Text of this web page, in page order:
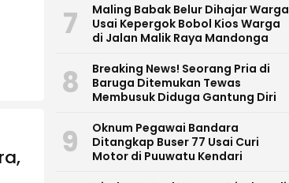
7
Maling Babak Belur Dihajar Warga
Usai Kepergok Bobol Kios Warga
di Jalan Malik Raya Mandonga
8
Breaking News! Seorang Pria di
Baruga Ditemukan Tewas
Membusuk Diduga Gantung Diri
9
Oknum Pegawai Bandara
Ditangkap Buser 77 Usai Curi
Motor di Puuwatu Kendari